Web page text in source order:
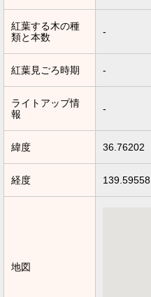
紅葉する木の種
類と本数
-
紅葉見ごろ時期 -
ライトアップ情
報
-
緯度 36.76202
経度 139.59558
地図